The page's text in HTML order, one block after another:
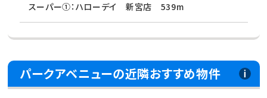
スーパー①：ハローデイ 新宮店 539m
パークアベニューの近隣おすすめ物件